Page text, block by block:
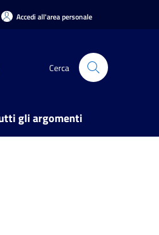
Accedi all'area personale
Cerca
gli argomenti